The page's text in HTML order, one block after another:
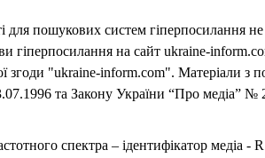
для пошукових систем
на сайт ukraine-
"ukraine-inform.com". Матеріали з
та Закону України “Про медіа” №
спектра – ідентифікатор медіа -